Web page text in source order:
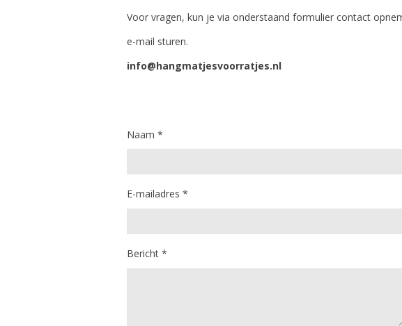
Voor vragen, kun je via onderstaand formulier contact
e-mail sturen.
info@hangmatjesvoorratjes.nl
Naam *
E-mailadres *
Bericht *